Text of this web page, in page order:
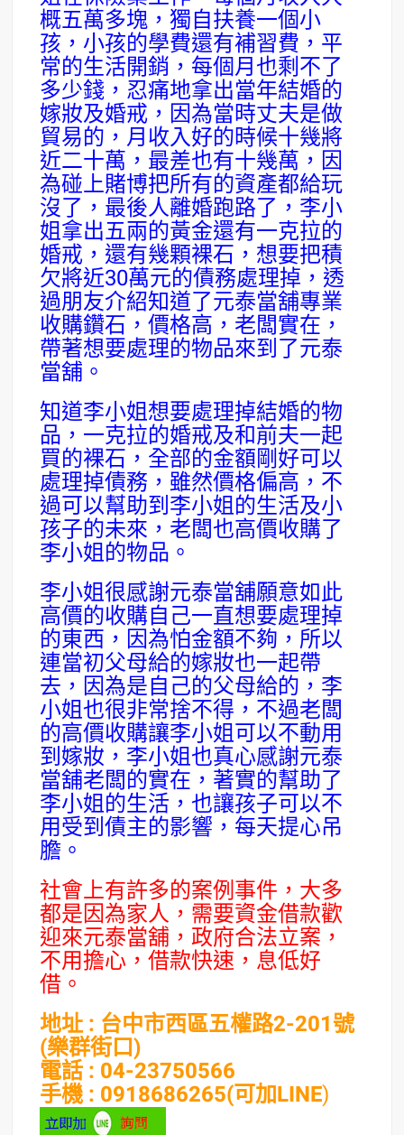
概五萬多塊，獨自扶養一個小
孩，小孩的學費還有補習費，平
常的生活開銷，每個月也剩不了
多少錢，忍痛地拿出當年結婚的
嫁妝及婚戒，因為當時丈夫是做
貿易的，月收入好的時候十幾將
近二十萬，最差也有十幾萬，因
為碰上賭博把所有的資產都給玩
沒了，最後人離婚跑路了，李小
姐拿出五兩的黃金還有一克拉的
婚戒，還有幾顆裸石，想要把積
欠將近30萬元的債務處理掉，透
過朋友介紹知道了元泰當舖專業
收購鑽石，價格高，老闆實在，
帶著想要處理的物品來到了元泰
當舖。
知道李小姐想要處理掉結婚的物
品，一克拉的婚戒及和前夫一起
買的裸石，全部的金額剛好可以
處理掉債務，雖然價格偏高，不
過可以幫助到李小姐的生活及小
孩子的未來，老闆也高價收購了
李小姐的物品。
李小姐很感謝元泰當舖願意如此
高價的收購自己一直想要處理掉
的東西，因為怕金額不夠，所以
連當初父母給的嫁妝也一起帶
去，因為是自己的父母給的，李
小姐也很非常捨不得，不過老闆
的高價收購讓李小姐可以不動用
到嫁妝，李小姐也真心感謝元泰
當舖老闆的實在，著實的幫助了
李小姐的生活，也讓孩子可以不
用受到債主的影響，每天提心吊
膽。
社會上有許多的案例事件，大多
都是因為家人，需要資金借款歡
迎來元泰當舖，政府合法立案，
不用擔心，借款快速，息低好
借。
地址 : 台中市西區五權路2-201號
(樂群街口)
電話 : 04-23750566
手機 : 0918686265(可加LINE)